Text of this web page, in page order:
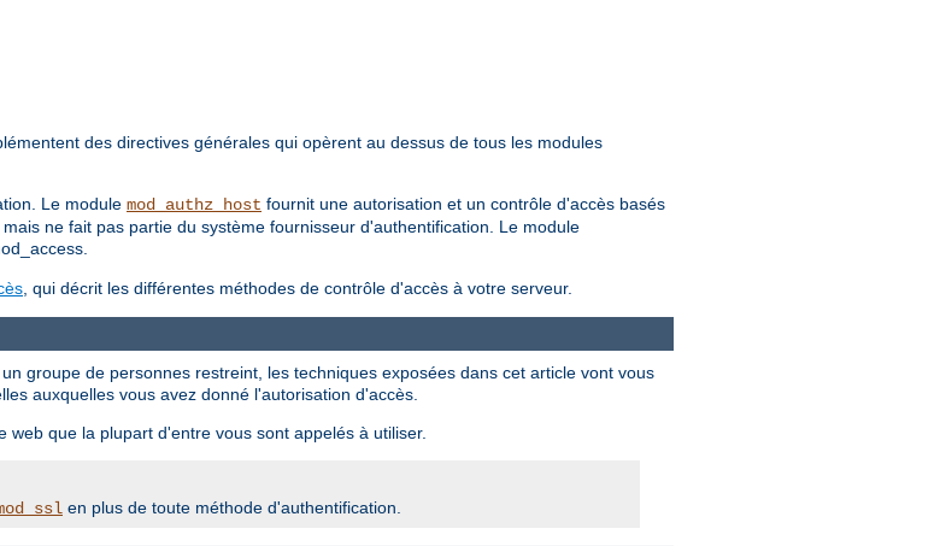
des directives générales qui opèrent au dessus de tous les modules
Le module mod_authz_host fournit une autorisation et un contrôle d'accès basés
ne fait pas partie du système fournisseur d'authentification. Le module
, qui décrit les différentes méthodes de contrôle d'accès à votre serveur.
groupe de personnes restreint, les techniques exposées dans cet article vont vous
auxquelles vous avez donné l'autorisation d'accès.
que la plupart d'entre vous sont appelés à utiliser.
en plus de toute méthode d'authentification.